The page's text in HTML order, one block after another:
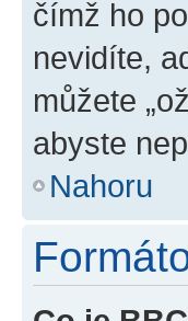
čímž ho
nevidíte,
můžete
abyste
Nahoru